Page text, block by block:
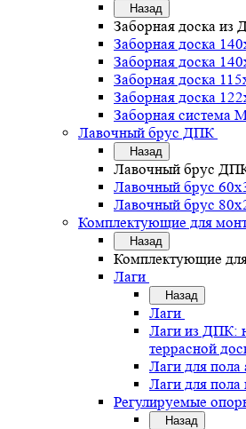
Назад
Заборная доска из
Заборная доска
Заборная доска
Заборная доска
Заборная доска
Заборная система
Лавочный брус ДПК
Назад
Лавочный брус
Лавочный брус
Лавочный брус
Комплектующие для
Назад
Комплектующие
Лаги
Назад
Лаги
Лаги из ДПК:
террасной
Лаги для
Лаги для пола
Регулируемые
Назад